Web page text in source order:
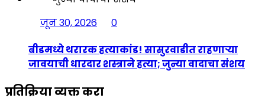
जून 30, 2026
0
बीडमध्ये थरारक हत्याकांड! सासुरवाडीत राहणाऱ्या
जावयाची धारदार शस्त्राने हत्या; जुन्या वादाचा संशय
प्रतिक्रिया व्यक्त करा